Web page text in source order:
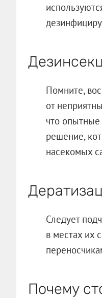
Помните,
от
что
решение,
насекомых
Следует
в местах их
Почему